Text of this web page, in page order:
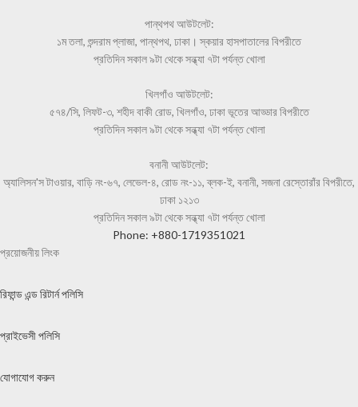
পান্থপথ আউটলেট:
১ম তলা, শুন্দরাম প্লাজা, পান্থপথ, ঢাকা। স্কয়ার হাসপাতালের বিপরীতে
প্রতিদিন সকাল ৯টা থেকে সন্ধ্যা ৭টা পর্যন্ত খোলা
খিলগাঁও আউটলেট:
৫৭৪/সি, লিফট-৩, শহীদ বাকী রোড, খিলগাঁও, ঢাকা ভূতের আড্ডার বিপরীতে
প্রতিদিন সকাল ৯টা থেকে সন্ধ্যা ৭টা পর্যন্ত খোলা
বনানী আউটলেট:
অ্যালিসন'স টাওয়ার, বাড়ি নং-৬৭, লেভেল-৪, রোড নং-১১, ব্লক-ই, বনানী, সজনা রেস্তোরাঁর বিপরীতে,
ঢাকা ১২১৩
প্রতিদিন সকাল ৯টা থেকে সন্ধ্যা ৭টা পর্যন্ত খোলা
Phone: +880-1719351021
প্রয়োজনীয় লিংক
রিফান্ড এন্ড রিটার্ন পলিসি
প্রাইভেসী পলিসি
যোগাযোগ করুন